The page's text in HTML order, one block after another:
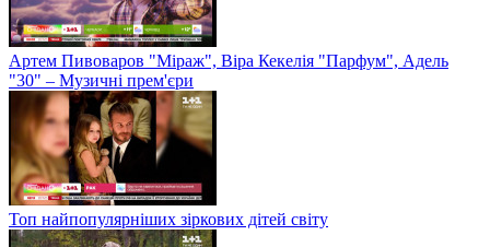
Артем Пивоваров "Міраж", Віра Кекелія "Парфум", Адель
"30" – Музичні прем'єри
Топ найпопулярніших зіркових дітей світу